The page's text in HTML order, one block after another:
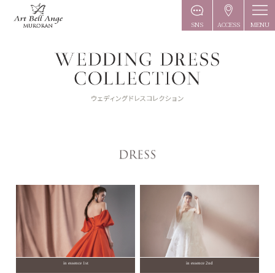
SNS ACCESS MENU
in essence 1st in essence 2nd